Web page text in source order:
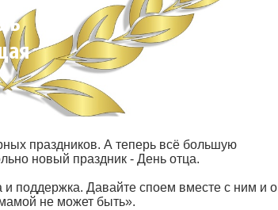
праздников. А теперь всё большую
новый праздник - День отца.
и поддержка. Давайте споем вместе с ним и о
не может быть».